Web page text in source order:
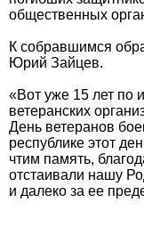
общественных
К собравшимся
Юрий Зайцев.
«Вот уже 15 лет по
ветеранских
День ветеранов
республике этот
чтим память,
отстаивали нашу
и далеко за ее